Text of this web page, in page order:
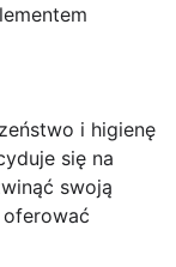
i higienę
się na
swoją